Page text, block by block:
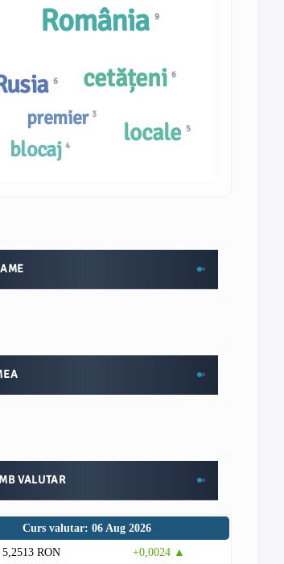
cetățeni6
blocaj4
6
România9
premier 3
locale 5
VALUTAR
Curs valutar: 06 Aug 2026
5,2513 RON
+0,0024 ▲